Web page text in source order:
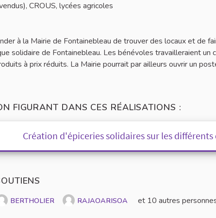
CROUS, lycées agricoles
à la Mairie de Fontainebleau de trouver des locaux et de
solidaire de Fontainebleau. Les bénévoles travailleraient un
à prix réduits. La Mairie pourrait par ailleurs ouvrir un
de la catégorie : Vie étudiante
FIGURANT DANS CES RÉALISATIONS :
Création d'épiceries solidaires sur les différents
BERTHOLIER RAJAOARISOA et 10 autres